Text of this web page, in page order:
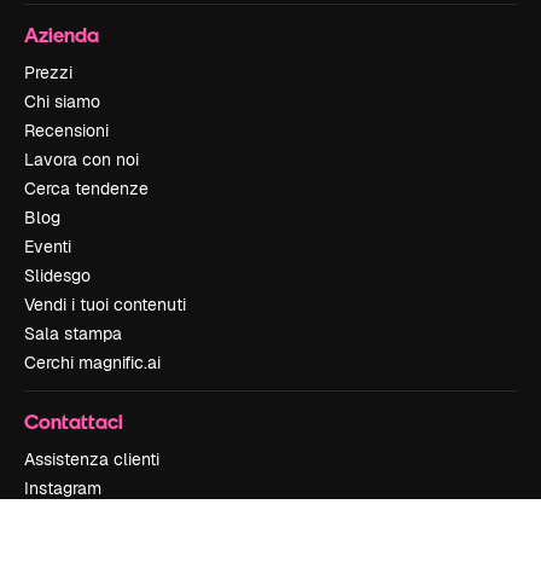
Azienda
Prezzi
Chi siamo
Recensioni
Lavora con noi
Cerca tendenze
Blog
Eventi
Slidesgo
Vendi i tuoi contenuti
Sala stampa
Cerchi magnific.ai
Contattaci
Assistenza clienti
Instagram